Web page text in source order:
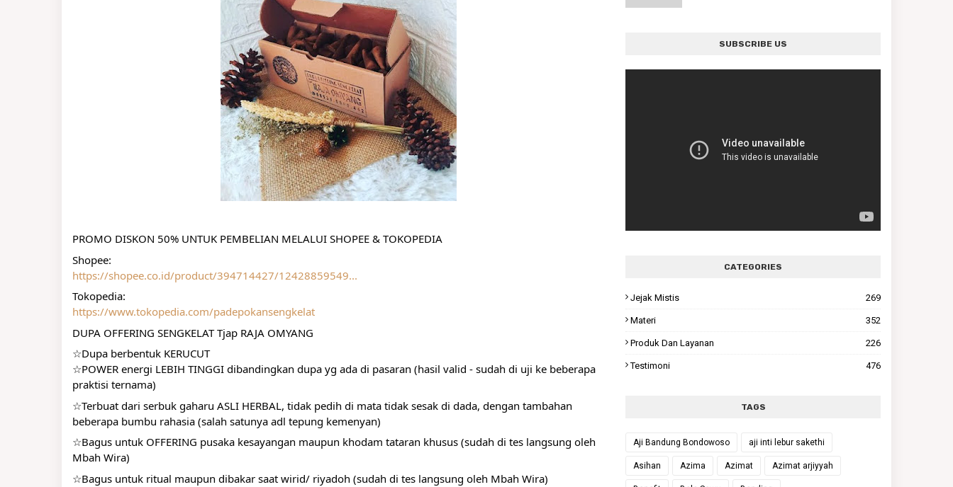
PROMO DISKON 50% UNTUK PEMBELIAN MELALUI SHOPEE & TOKOPEDIA
Shopee:
https://shopee.co.id/product/394714427/12428859549...
Tokopedia:
https://www.tokopedia.com/padepokansengkelat
DUPA OFFERING SENGKELAT Tjap RAJA OMYANG
☆Dupa berbentuk KERUCUT
☆POWER energi LEBIH TINGGI dibandingkan dupa yg ada di pasaran (hasil valid - sudah di uji ke beberapa
praktisi ternama)
☆Terbuat dari serbuk gaharu ASLI HERBAL, tidak pedih di mata tidak sesak di dada, dengan tambahan
beberapa bumbu rahasia (salah satunya adl tepung kemenyan)
☆Bagus untuk OFFERING pusaka kesayangan maupun khodam tataran khusus (sudah di tes langsung oleh
Mbah Wira)
☆Bagus untuk ritual maupun dibakar saat wirid/ riyadoh (sudah di tes langsung oleh Mbah Wira)
SUBSCRIBE US
CATEGORIES
Jejak Mistis 269
Materi 352
Produk Dan Layanan 226
Testimoni 476
TAGS
Aji Bandung Bondowoso aji inti lebur sakethi
Asihan Azima Azimat Azimat arjiyyah